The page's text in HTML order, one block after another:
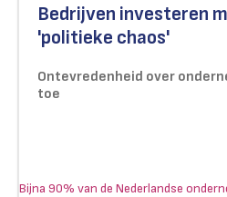
Bedrijven investeren
'politieke chaos'
Ontevredenheid over
toe
Bijna 90% van de Nederlandse